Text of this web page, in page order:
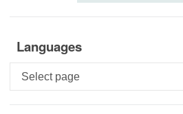
Languages
Languages